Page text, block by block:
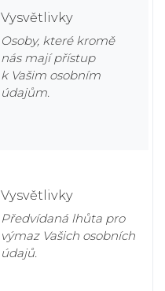
Vysvětlivky
Osoby, které kromě
nás mají přístup
k Vašim osobním
údajům.
Vysvětlivky
Předvídaná lhůta pro
výmaz Vašich osobních
údajů.